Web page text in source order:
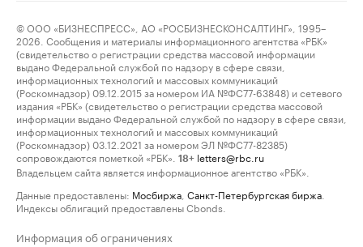
© ООО «БИЗНЕСПРЕСС», АО «РОСБИЗНЕСКОНСАЛТИНГ», 1995–
2026. Сообщения и материалы информационного агентства «РБК»
(свидетельство о регистрации средства массовой информации
выдано Федеральной службой по надзору в сфере связи,
информационных технологий и массовых коммуникаций
(Роскомнадзор) 09.12.2015 за номером ИА №ФС77-63848) и сетевого
издания «РБК» (свидетельство о регистрации средства массовой
информации выдано Федеральной службой по надзору в сфере связи,
информационных технологий и массовых коммуникаций
(Роскомнадзор) 03.12.2021 за номером ЭЛ №ФС77-82385)
сопровождаются пометкой «РБК».
18+ letters@rbc.ru
Владельцем сайта является информационное агентство «РБК».
Данные предоставлены: Мосбиржа Санкт-Петербургская биржа
Индексы облигаций предоставлены Cbonds.
Информация об ограничениях